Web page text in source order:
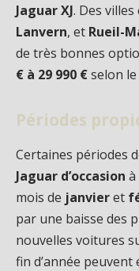
Jaguar XJ. Des villes
Lanvern, et Rueil-
de très bonnes
€ à 29 990 €selon
Périodes
Certaines périodes
Jaguar d’occasion à
mois de janvieret
par une baisse des
nouvelles voitures
fin d’année